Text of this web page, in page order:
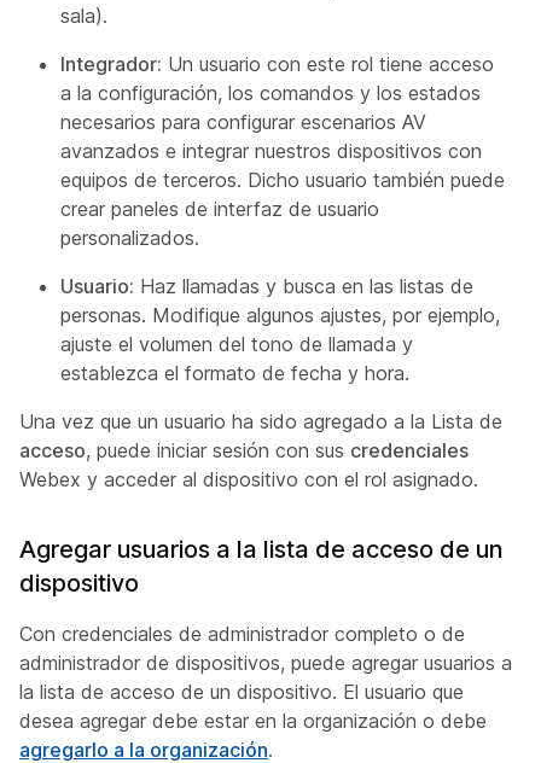
sala).
Integrador: Un usuario con este rol tiene acceso
a la configuración, los comandos y los estados
necesarios para configurar escenarios AV
avanzados e integrar nuestros dispositivos con
equipos de terceros. Dicho usuario también puede
crear paneles de interfaz de usuario
personalizados.
Usuario: Haz llamadas y busca en las listas de
personas. Modifique algunos ajustes, por ejemplo,
ajuste el volumen del tono de llamada y
establezca el formato de fecha y hora.
Una vez que un usuario ha sido agregado a la Lista de
acceso, puede iniciar sesión con sus credenciales
Webex y acceder al dispositivo con el rol asignado.
Agregar usuarios a la lista de acceso de un
dispositivo
Con credenciales de administrador completo o de
administrador de dispositivos, puede agregar usuarios a
la lista de acceso de un dispositivo. El usuario que
desea agregar debe estar en la organización o debe
agregarlo a la organización.